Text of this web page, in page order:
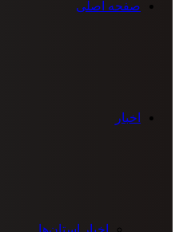
صفحه اصلی
اخبار
اخبار استان‌ها